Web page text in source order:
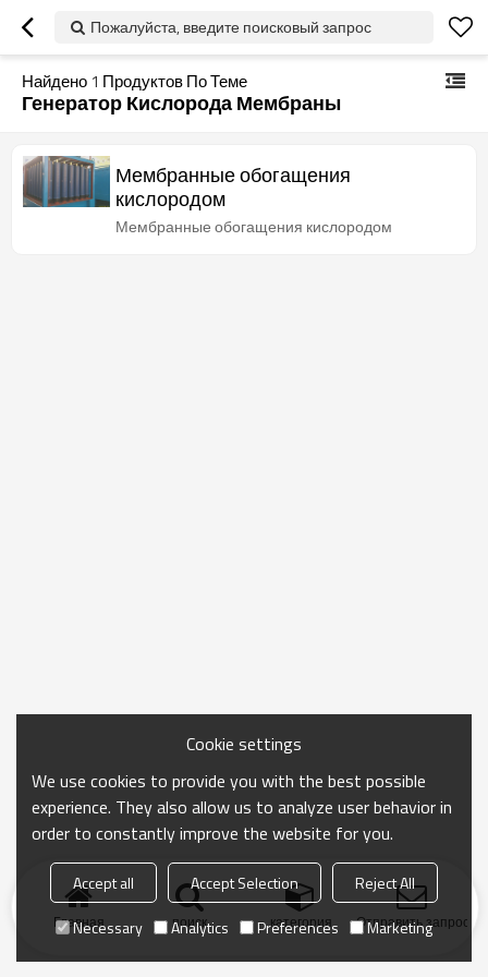
Пожалуйста, введите поисковый запрос
Найдено 1 Продуктов По Теме
Генератор Кислорода Мембраны
Мембранные обогащения
кислородом
Мембранные обогащения кислородом
Главная поиск категория Отправить запрос
Cookie settings
We use cookies to provide you with the best possible
experience. They also allow us to analyze user behavior in
order to constantly improve the website for you.
Accept all Accept Selection
Reject All
Necessary
Analytics Preferences Marketing